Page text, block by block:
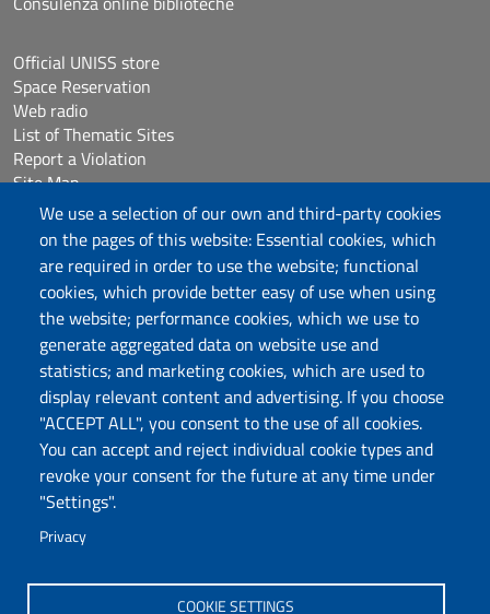
We use a selection of our own and third-party cookies
on the pages of this website: Essential cookies, which
are required in order to use the website; functional
cookies, which provide better easy of use when using
the website; performance cookies, which we use to
generate aggregated data on website use and
statistics; and marketing cookies, which are used to
display relevant content and advertising. If you choose
"ACCEPT ALL", you consent to the use of all cookies.
You can accept and reject individual cookie types and
revoke your consent for the future at any time under
"Settings".
Privacy
COOKIE SETTINGS
Università degli Studi di Sassari
Piazza Università 21, Sassari
Tel.: 800 882994 (toll-free number)
RECTOR:rettore@uniss.it
PEC:protocollo@pec.uniss.it
URP:urp@uniss.it
P.I. 00196350904 –pagoPA®
Official UNISS store
Space Reservation
Web radio
List of Thematic Sites
Report a Violation
Site Map
Accessibilità
Cookie Settings
Follow us
Chatta con noi